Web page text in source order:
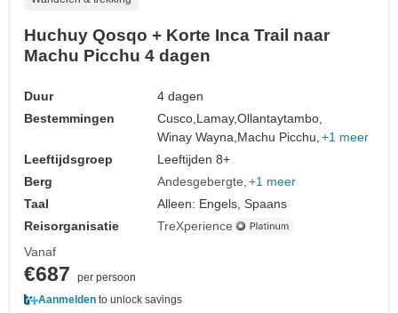
Huchuy Qosqo + Korte Inca Trail naar
Machu Picchu 4 dagen
Duur
4 dagen
Bestemmingen
Cusco, Lamay,Ollantaytambo,
Winay Wayna, Machu Picchu, +1 meer
Leeftijdsgroep
Leeftijden 8+
Berg
Andesgebergte +1 meer
Taal
Alleen: Engels, Spaans
Reisorganisatie
TreXperience
Vanaf
€687
per persoon
Aanmelden to unlock savings